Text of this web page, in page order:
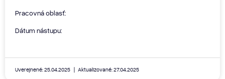
Pracovná oblasť:
Dátum nástupu:
Uverejnené: 25.04.2025 Aktualizované: 27.04.2025